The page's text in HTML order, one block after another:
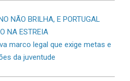
NÃO BRILHA, E PORTUGAL
NA ESTREIA
marco legal que exige metas e
da juventude